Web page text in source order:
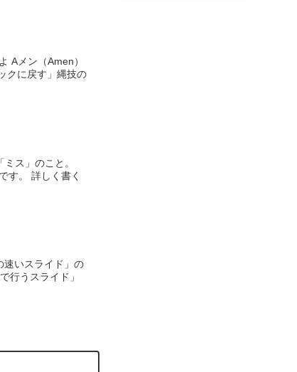
Aメン（Amen）
クに戻す」縄技の
ス」のこと。
す。 詳しく書く
速いスライド」の
行うスライド」